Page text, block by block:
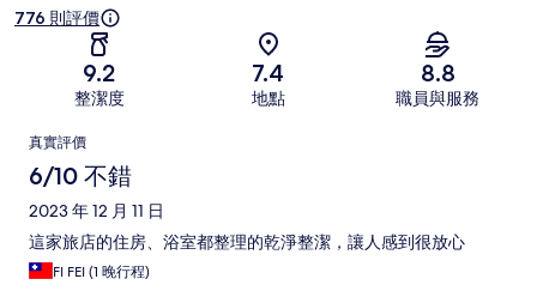
776 則評價
9.2
整潔度
7.4
地點
8.8
職員與服務
評
價
真實評價
6/10 不錯
2023 年 12 月 11 日
這家旅店的住房、浴室都整理的乾淨整潔，讓人感到很放心
FI FEI (1 晚行程)